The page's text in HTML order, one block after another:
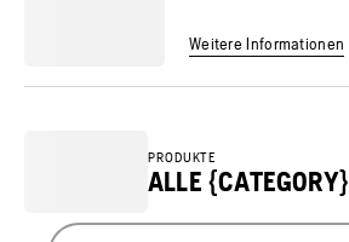
Weitere Informationen
PRODUKTE
ALLE {CATEGORY}